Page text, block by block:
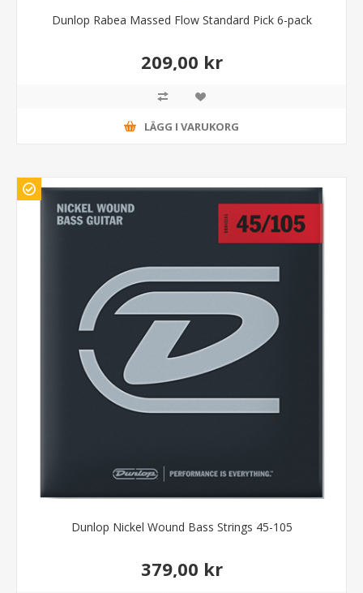
Dunlop Rabea Massed Flow Standard Pick 6-pack
209,00 kr
LÄGG I VARUKORG
Dunlop Nickel Wound Bass Strings 45-105
379,00 kr